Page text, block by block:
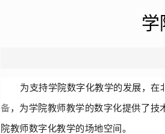
学
为支持学院数字化教学的发展，在
备，为学院教师教学的数字化提供了
院教师数字化教学的场地空间。